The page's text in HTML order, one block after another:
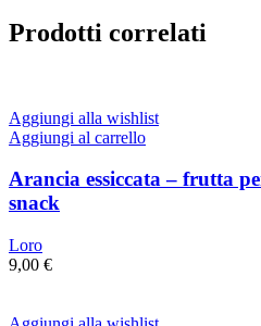
Prodotti correlati
Aggiungi alla wishlist
Aggiungi al carrello
Arancia essiccata – frutta
snack
Loro
9,00 €